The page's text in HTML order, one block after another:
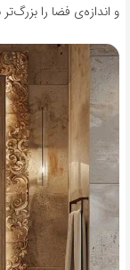
و اندازه‌ی فضا را